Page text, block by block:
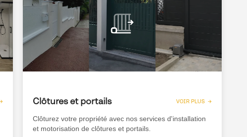
Clôtures et portails VOIR PLUS →
Clôturez votre propriété avec nos services d'installation
et motorisation de clôtures et portails.